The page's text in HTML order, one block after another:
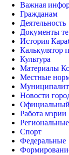
Важная
Гражданам
Деятельность
Документы
История
Калькулятор
Культура
Материалы
Местные
Новости
Работа мэрии
Региональные
Спорт
Федеральные